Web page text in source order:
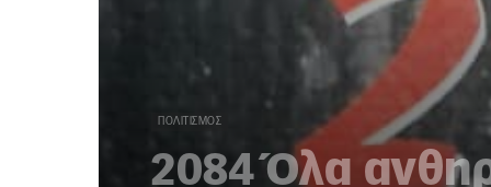
ΠΟΛΙΤΙΣΜΌΣ
2084 Όλα